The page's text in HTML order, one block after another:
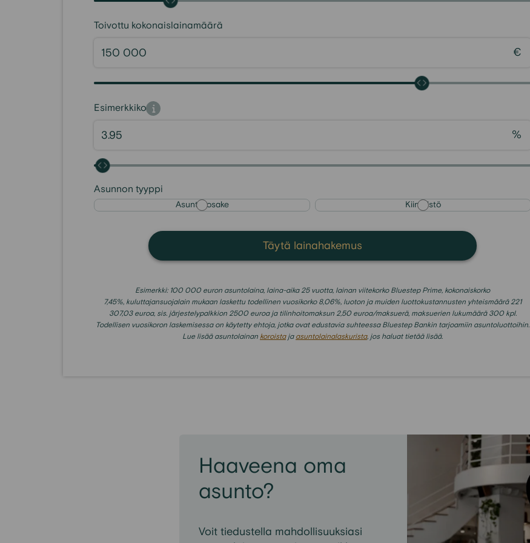
Toivottu kokonaislainamäärä
€
Esimerkkikorko
%
Asunnon tyyppi
Asunto-osake Kiinteistö
Täytä lainahakemus
Esimerkki: 100 000 euron asuntolaina, laina-aika 25 vuotta, lainan viitekorko Bluestep Prime, kokonaiskorko
7,45%, kuluttajansuojalain mukaan laskettu todellinen vuosikorko 8,06%, luoton ja muiden luottokustannusten yhteismäärä 221
307,03euroa, sis. järjestelypalkkion 2500 euroa ja tilinhoitomaksun 2,50 euroa/maksuerä, maksuerien lukumäärä 300 kpl.
Todellisen vuosikoron laskemisessa on käytetty ehtoja, jotka ovat edustavia suhteessa Bluestep Bankin tarjoamiin asuntoluottoihin.
Lue lisää asuntolainan koroistaja asuntolainalaskurista, jos haluat tietää lisää.
Haaveena oma
asunto?
Voit tiedustella mahdollisuuksiasi